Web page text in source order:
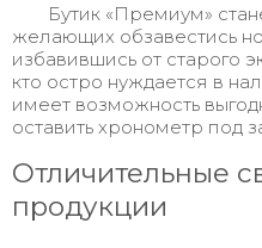
Бутик «Премиум»
желающих обзавестись
избавившись от старого
кто остро нуждается в
имеет возможность
оставить хронометр под
Отличительные
продукции